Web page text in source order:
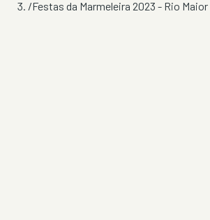
/Festas da Marmeleira 2023 - Rio Maior